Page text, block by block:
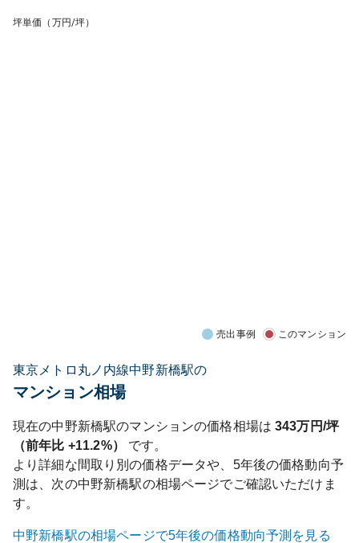
坪単価（万円/坪）
売出事例 このマンション
東京メトロ丸ノ内線中野新橋駅の
マンション相場
現在の中野新橋駅のマンションの価格相場は 343万円/坪
（前年比 +11.2%）
です。
より詳細な間取り別の価格データや、5年後の価格動向予
測は、次の中野新橋駅の相場ページでご確認いただけま
す。
中野新橋駅の相場ページで5年後の価格動向予測を見る